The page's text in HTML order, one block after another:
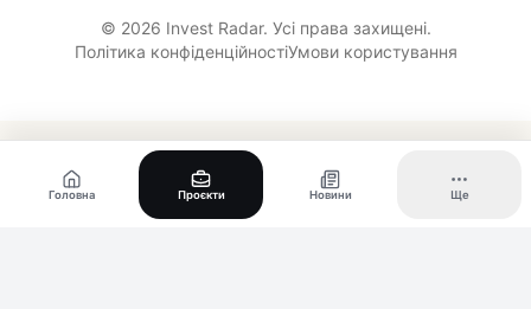
© 2026 Invest Radar. Усі права захищені.
Політика конфіденційностіУмови користування
Головна Проєкти Новини Ще